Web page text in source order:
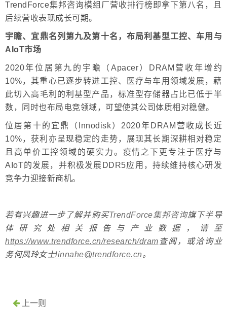
TrendForce集邦咨询模组厂营收排行榜即拿下第八名，且
后续营收表现成长可期。
宇瞻、宜鼎名列第九及第十名，布局利基型工控、车用与
AIoT市场
2020年位居第九的宇瞻（Apacer）DRAM营收年增约
10%，其重心已逐步转进工控、医疗与车用领域发展，藉
此切入高毛利的利基型产品，标准型存储器占比已低于半
数，同时也布局电竞领域，可望使其公司体质相对稳健。
位居第十的宜鼎（Innodisk）2020年DRAM营收成长近
10%，获利亦呈现稳定的走势，展现其长期深耕相对稳定
且高单价工控领域的硬实力。疫情之下更专注于医疗与
AIoT的发展，并积极发展DDR5应用，持续维持核心研发
竞争力迎接新商机。
若有兴趣进一步了解并购买TrendForce集邦咨询旗下半导
体研究处相关报告与产业数据，请至
https://www.trendforce.cn/research/dram 查阅，或洽询业
务何凤玲女士linnahe@trendforce.cn。
上一则